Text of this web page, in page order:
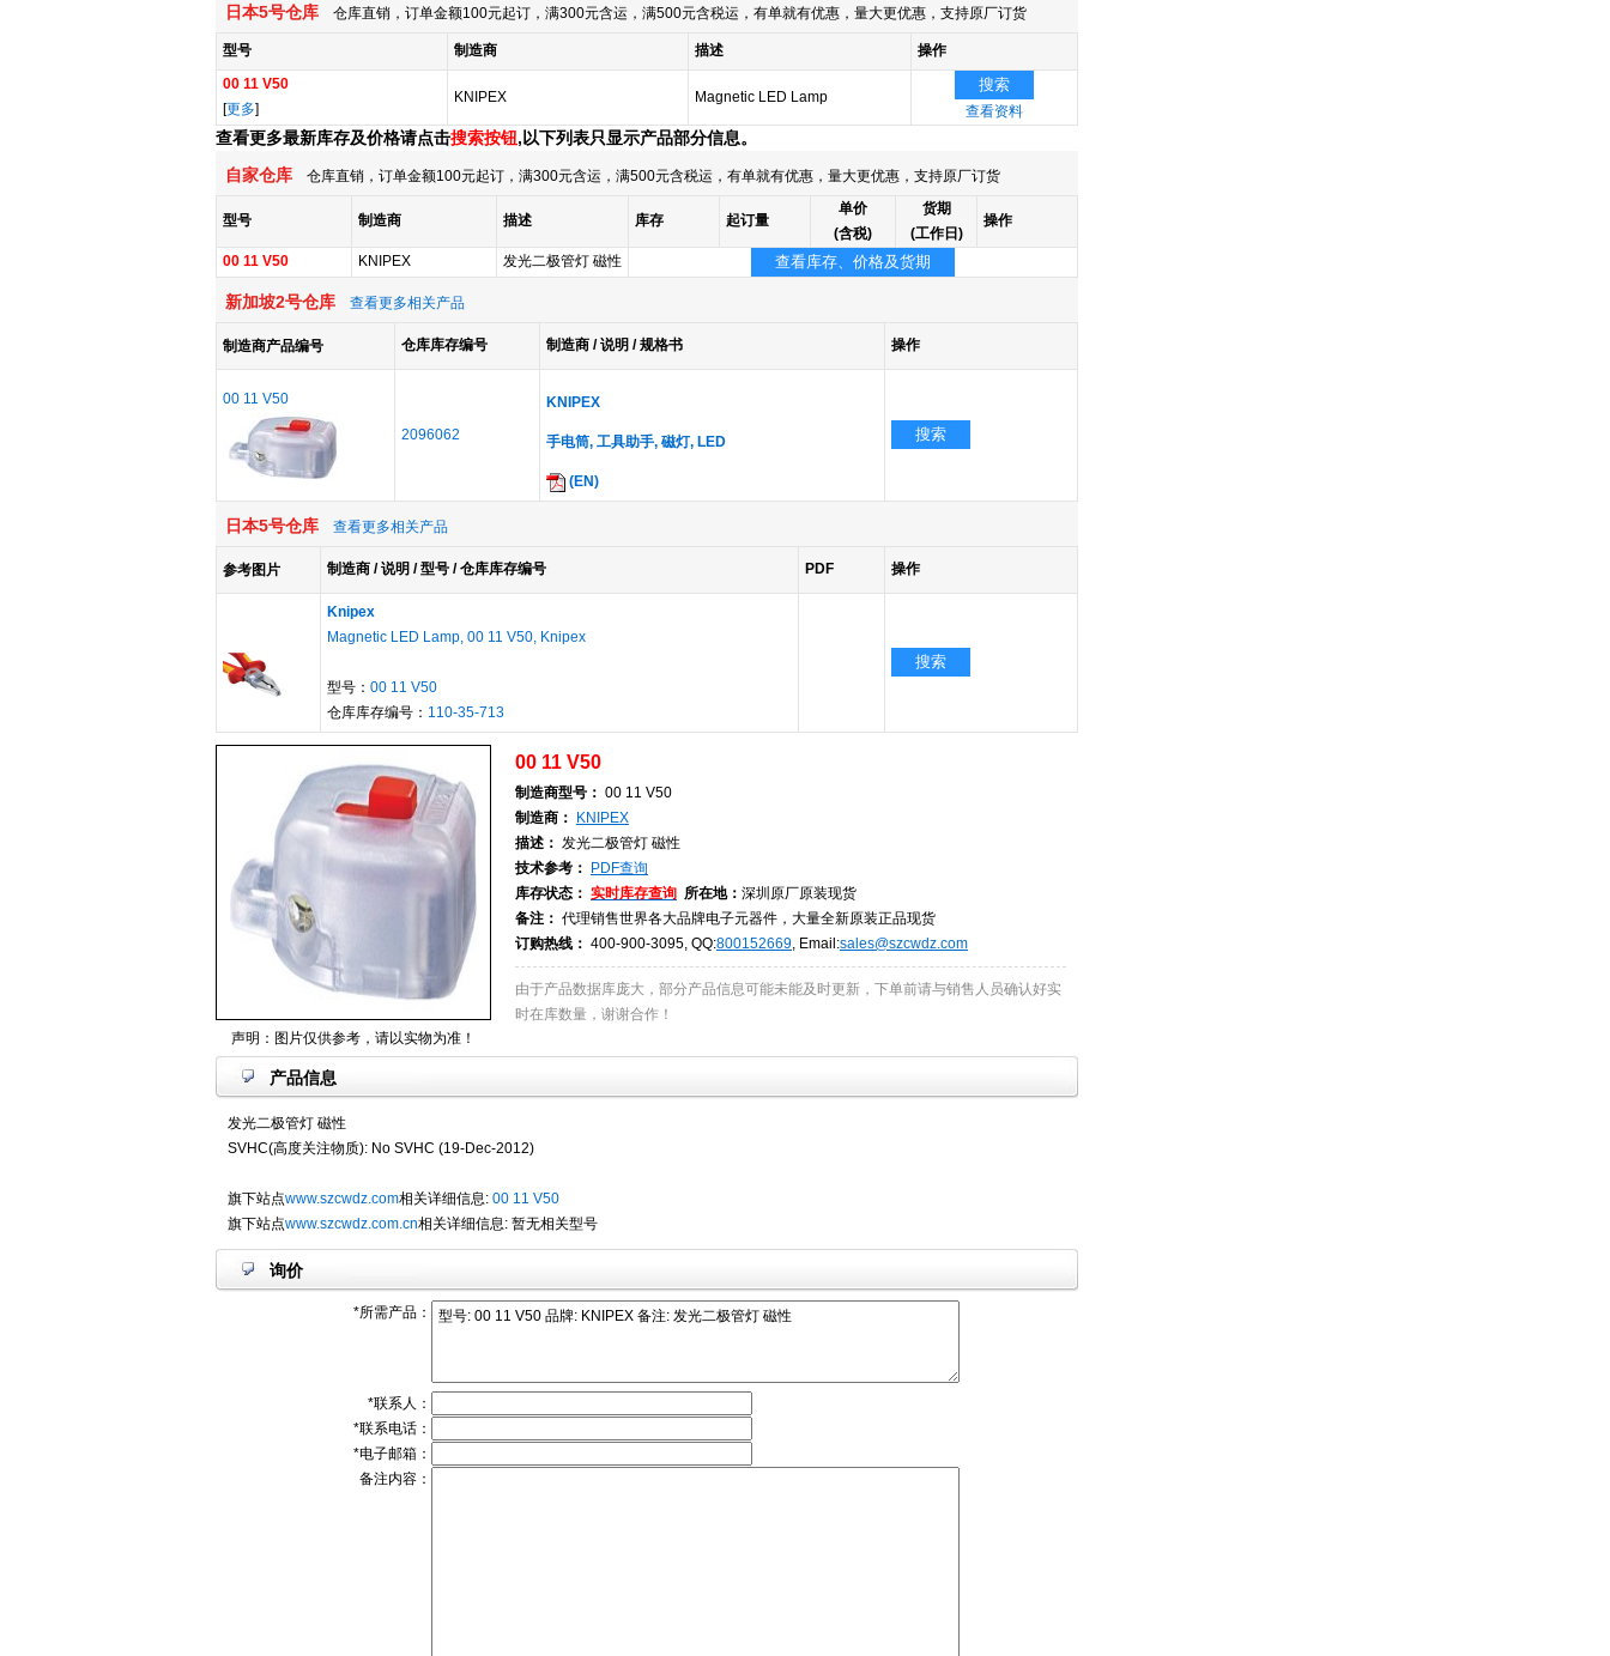
日本5号仓库 仓库直销，订单金额100元起订，满300元含运，满500元含税运，有单就有优惠，量大更优惠，支持原厂订货
型号 制造商 描述
操作
00 11 V50
[更多]
KNIPEX Magnetic LED Lamp
搜索
查看资料
查看更多最新库存及价格请点击搜索按钮,以下列表只显示产品部分信息。
自家仓库 仓库直销，订单金额100元起订，满300元含运，满500元含税运，有单就有优惠，量大更优惠，支持原厂订货
型号 制造商 描述 库存 起订量
单价
(含税)
货期
(工作日)
操作
00 11 V50 KNIPEX 发光二极管灯 磁性 查看库存、价格及货期
新加坡2号仓库 查看更多相关产品
制造商产品编号 仓库库存编号 制造商 / 说明 / 规格书 操作
00 11 V50
2096062
KNIPEX
手电筒, 工具助手, 磁灯, LED
(EN)
搜索
日本5号仓库 查看更多相关产品
参考图片 制造商 / 说明 / 型号 / 仓库库存编号 PDF 操作
Knipex
Magnetic LED Lamp, 00 11 V50, Knipex
型号： 00 11 V50
仓库库存编号： 110-35-713
搜索
声明：图片仅供参考，请以实物为准！
00 11 V50
制造商型号： 00 11 V50
制造商：
KNIPEX
描述： 发光二极管灯 磁性
技术参考：
PDF查询
库存状态： 实时库存查询 所在地： 深圳原厂原装现货
备注： 代理销售世界各大品牌电子元器件，大量全新原装正品现货
订购热线： 400-900-3095, QQ:800152669, Email:sales@szcwdz.com
由于产品数据库庞大，部分产品信息可能未能及时更新，下单前请与销售人员确认好实
时在库数量，谢谢合作！
产品信息
发光二极管灯 磁性
SVHC(高度关注物质): No SVHC (19-Dec-2012)
旗下站点www.szcwdz.com相关详细信息: 00 11 V50
旗下站点www.szcwdz.com.cn相关详细信息: 暂无相关型号
询价
*所需产品：
*联系人：
*联系电话：
*电子邮箱：
备注内容：